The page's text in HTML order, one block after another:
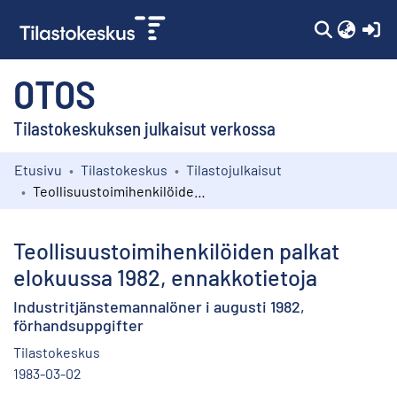
OTOS
Tilastokeskuksen julkaisut verkossa
Kokoelmat
Etusivu Tilastokeskus
Tilastojulkaisut
Teollisuustoimihenkilöiden palkat
elokuussa 1982, ennakkotietoja
Industritjänstemannalöner i augusti 1982,
förhandsuppgifter
Tilastokeskus
1983-03-02